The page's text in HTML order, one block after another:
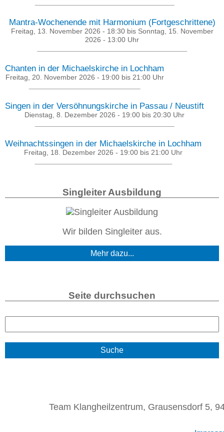
Mantra-Wochenende mit Harmonium (Fortgeschrittene)
Freitag, 13. November 2026 - 18:30bis Sonntag, 15. November
2026 - 13:00 Uhr
Chanten in der Michaelskirche in Lochham
Freitag, 20. November 2026 - 19:00bis 21:00Uhr
Singen in der Versöhnungskirche in Passau / Neustift
Dienstag, 8. Dezember 2026 - 19:00 bis 20:30 Uhr
Weihnachtssingen in der Michaelskirche in Lochham
Freitag, 18. Dezember 2026 - 19:00 bis 21:00 Uhr
Singleiter Ausbildung
Wir bilden Singleiter aus.
Mehr dazu...
Seite durchsuchen
S
c
Team Klangheilzentrum, Grausensdorf 5,